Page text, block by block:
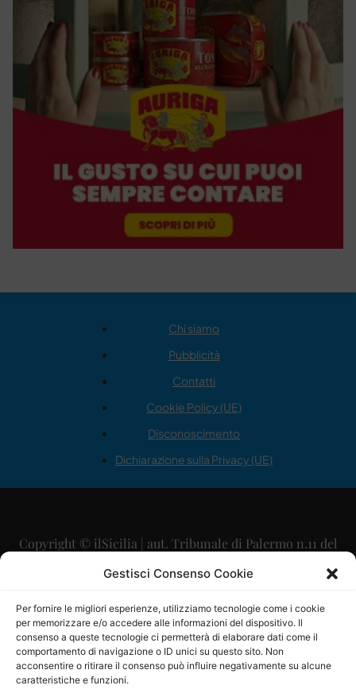
Gestisci Consenso Cookie
Per fornire le migliori esperienze, utilizziamo tecnologie come i cookie
per memorizzare e/o accedere alle informazioni del dispositivo. Il
consenso a queste tecnologie ci permetterà di elaborare dati come il
comportamento di navigazione o ID unici su questo sito. Non
acconsentire o ritirare il consenso può influire negativamente su alcune
caratteristiche e funzioni.
Chi siamo
Pubblicità
Contatti
Cookie Policy (UE)
Disconoscimento
Dichiarazione sulla Privacy (UE)
Copyright © ilSicilia | aut. Tribunale di Palermo n.11 del
29/09/2015
Direttore Editoriale: Maurizio Scaglione
Direttore Responsabile: Maria Calabrese